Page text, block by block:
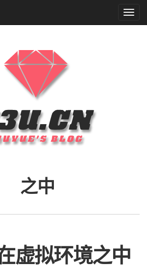
菜
单
之中
虚拟环境之中